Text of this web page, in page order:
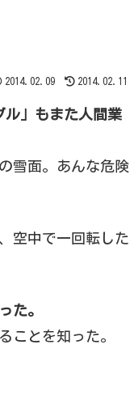
2014.02.09 2014.02.11
ル」もまた人間業
雪面。あんな危険
空中で一回転した
た。
ことを知った。